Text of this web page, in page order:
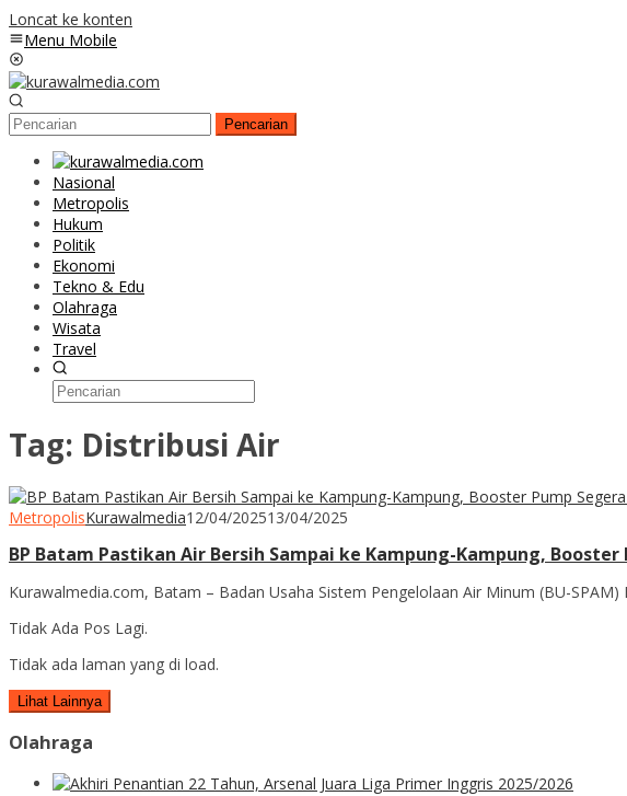
Loncat ke konten
Menu Mobile
Pencarian
Nasional
Metropolis
Hukum
Politik
Ekonomi
Tekno & Edu
Olahraga
Wisata
Travel
Tag: Distribusi Air
MetropolisKurawalmedia12/04/202513/04/2025
BP Batam Pastikan Air Bersih Sampai ke Kampung-Kampung, Booster
Kurawalmedia.com, Batam – Badan Usaha Sistem Pengelolaan Air Minum (BU-
Tidak Ada Pos Lagi.
Tidak ada laman yang di load.
Lihat Lainnya
Olahraga